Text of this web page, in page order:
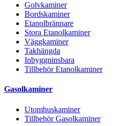
Golvkaminer
Bordskaminer
Etanolbrännare
Stora Etanolkaminer
Väggkaminer
Takhängda
Inbyggninsbara
Tillbehör Etanolkaminer
Gasolkaminer
Utomhuskaminer
Tillbehör Gasolkaminer